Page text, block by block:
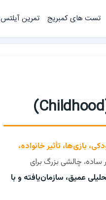
تست های کمبریج تمرین آیلتس
بازی‌ها، تأثیر خانواده،
چالشی بزرگ برای
عمیق، سازمان‌یافته و با